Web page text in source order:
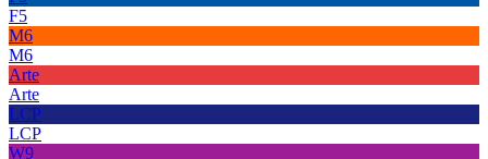
F5
M6
M6
Arte
Arte
LCP
LCP
W9